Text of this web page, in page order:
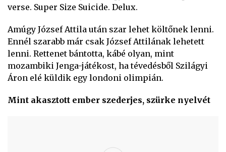
verse. Super Size Suicide. Delux.
Amúgy József Attila után szar lehet költőnek lenni.
Ennél szarabb már csak József Attilának lehetett
lenni. Rettenet bántotta, kábé olyan, mint
mozambiki Jenga-játékost, ha tévedésből Szilágyi
Áron elé küldik egy londoni olimpián.
Mint akasztott ember szederjes, szürke nyelvét